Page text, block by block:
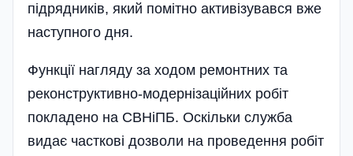
підрядників, який помітно активізувався вже
наступного дня.
Функції нагляду за ходом ремонтних та
реконструктивно-модернізаційних робіт
покладено на СВНіПБ. Оскільки служба
видає часткові дозволи на проведення робіт